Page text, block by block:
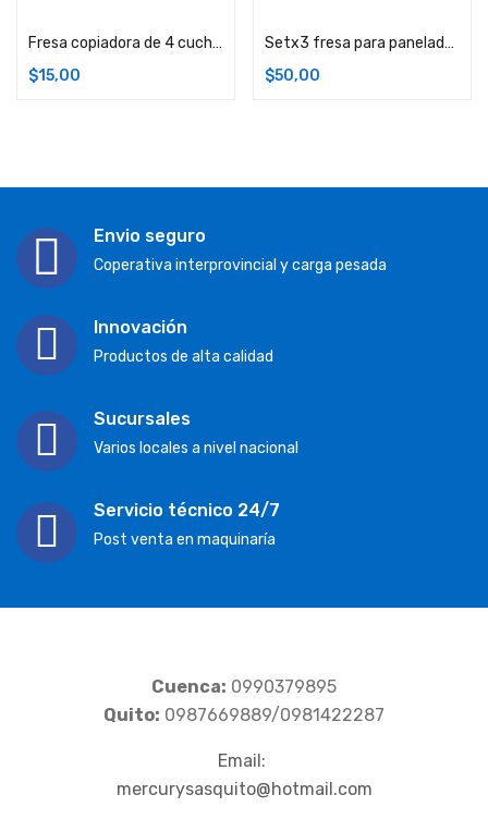
Fresa copiadora de 4 cuchillas vástago 8mm
$15,00
Setx3 fresa para panelado y biselado vástago 1/2
$50,00
Envio seguro
Coperativa interprovincial y carga pesada
Innovación
Productos de alta calidad
Sucursales
Varios locales a nivel nacional
Servicio técnico 24/7
Post venta en maquinaría
Cuenca: 0990379895
Quito: 0987669889/0981422287
Email:
mercurysasquito@hotmail.com